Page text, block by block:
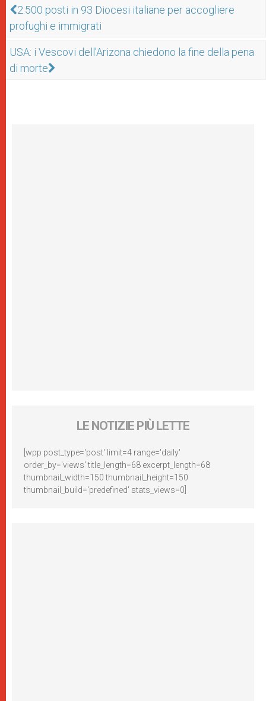
2.500 posti in 93 Diocesi italiane per accogliere
profughi e immigrati
USA: i Vescovi dell'Arizona chiedono la fine della pena
di morte
LE NOTIZIE PIÙ LETTE
[wpp post_type='post' limit=4 range='daily'
order_by='views' title_length=68 excerpt_length=68
thumbnail_width=150 thumbnail_height=150
thumbnail_build='predefined' stats_views=0]